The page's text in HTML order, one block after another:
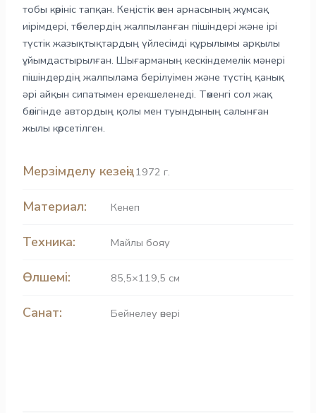
тобы көрініс тапқан. Кеңістік өзен арнасының жұмсақ
иірімдері, төбелердің жалпыланған пішіндері және ірі
түстік жазықтықтардың үйлесімді құрылымы арқылы
ұйымдастырылған. Шығарманың кескіндемелік мәнері
пішіндердің жалпылама берілуімен және түстің қанық
әрі айқын сипатымен ерекшеленеді. Төменгі сол жақ
бөлігінде автордың қолы мен туындының салынған
жылы көрсетілген.
Мерзімделу кезеңі: 1972 г.
Материал: Кенеп
Техника: Майлы бояу
Өлшемі: 85,5×119,5 см
Санат: Бейнелеу өнері